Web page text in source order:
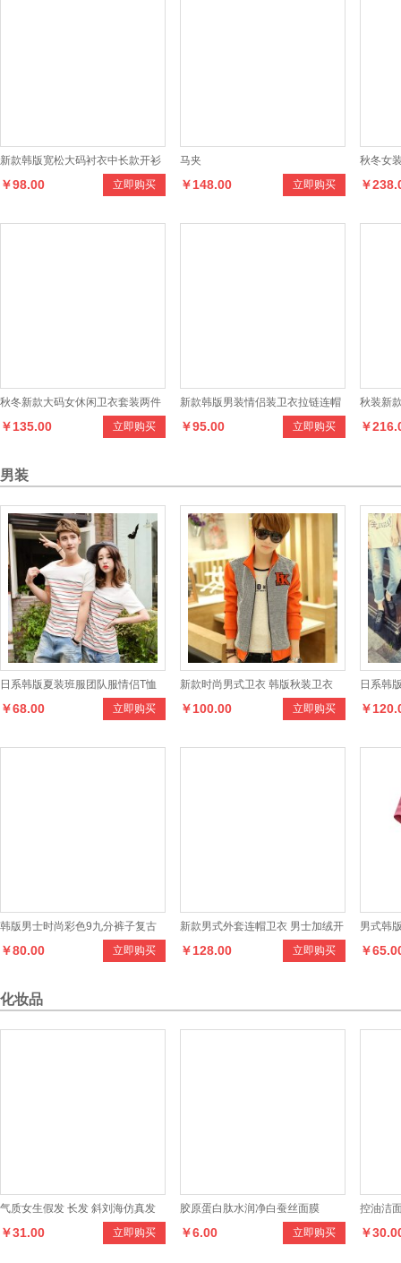
新款韩版宽松大码衬衣中长款开衫
外套长袖格子衬衫 立即购买
￥98.00
马夹
立即购买
￥148.00
秋冬女
针织衫
￥
秋冬新款大码女休闲卫衣套装两件
套时尚连帽加厚加绒运动套装
立即购买
￥135.00
新款韩版男装情侣装卫衣拉链连帽
宽松女 运动休闲套装 立即购买
￥95.00
秋装新
衣 长袖
￥
男装
日系韩版夏装班服团队服情侣T恤
短袖条纹T男女半袖清新全棉T恤潮
立即购买
￥68.00
新款时尚男式卫衣 韩版秋装卫衣
男立领拼色修身外套男 立即购买
￥100.00
日系韩
男女款
￥
韩版男士时尚彩色9九分裤子复古
休闲哈伦裤 立即购买
￥80.00
新款男式外套连帽卫衣 男士加绒开
衫休闲卫衣男 空军一号 立即购买
￥128.00
男式韩
￥
化妆品
气质女生假发 长发 斜刘海仿真发
立即购买
￥31.00
胶原蛋白肽水润净白蚕丝面膜
立即购买
￥6.00
控油洁
美白化
￥